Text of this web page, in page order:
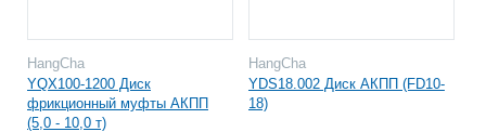
HangCha
YQX100-1200 Диск
фрикционный муфты АКПП
(5,0 - 10,0 т)
HangCha
YDS18.002 Диск АКПП (FD10-
18)